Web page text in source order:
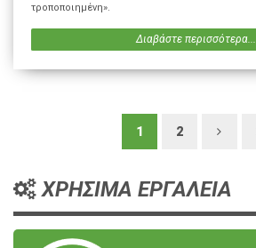
τροποποιημένη».
Διαβάστε περισσότερα...
1 2
ΧΡΗΣΙΜΑ ΕΡΓΑΛΕΙΑ